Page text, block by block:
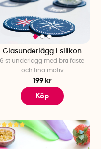
Glasunderlägg i silikon
6 st underlägg med bra fäste
och fina motiv
199 kr
Köp